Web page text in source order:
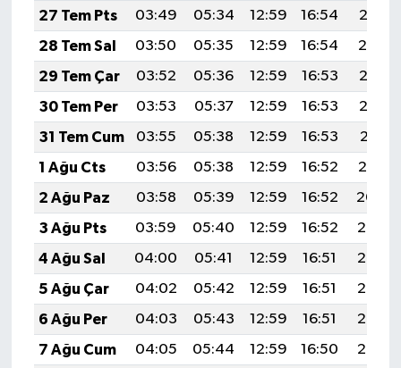
27 Tem Pts
03:49 05:34 12:59 16:54
20:15
28 Tem Sal
03:50 05:35 12:59 16:54
20:14
29 Tem Çar
03:52 05:36 12:59 16:53
20:13
30 Tem Per
03:53 05:37 12:59 16:53
20:12
31 Tem Cum
03:55 05:38 12:59 16:53
20:11
1 Ağu Cts
03:56 05:38 12:59 16:52
20:10
2 Ağu Paz
03:58 05:39 12:59 16:52
20:09
3 Ağu Pts
03:59 05:40 12:59 16:52
20:08
4 Ağu Sal
04:00 05:41 12:59 16:51
20:07
5 Ağu Çar
04:02 05:42 12:59 16:51
20:06
6 Ağu Per
04:03 05:43 12:59 16:51
20:05
7 Ağu Cum
04:05 05:44 12:59 16:50
20:03